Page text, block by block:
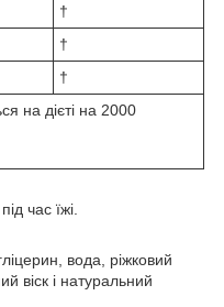
†
†
†
на дієті на 2000
час їжі.
вода, ріжковий
віск і натуральний